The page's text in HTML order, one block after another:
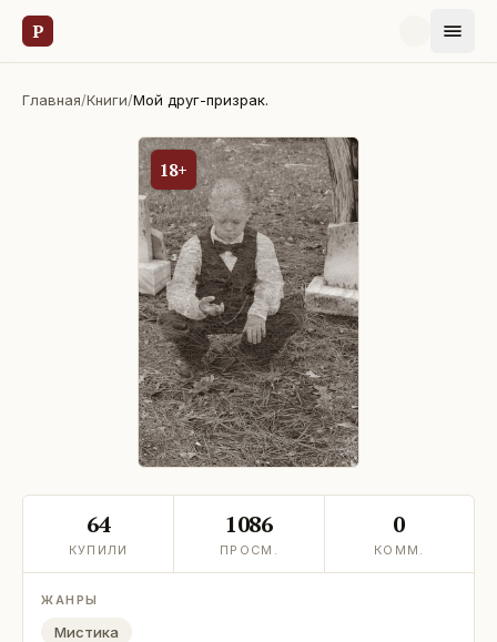
Р
Главная/Книги/Мой друг-призрак.
18+
64
КУПИЛИ
1086
ПРОСМ.
0
КОММ.
ЖАНРЫ
Мистика